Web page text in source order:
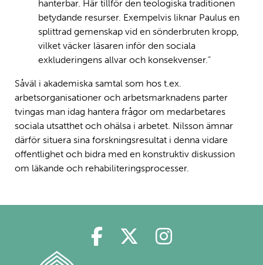
hanterbar. Här tillför den teologiska traditionen
betydande resurser. Exempelvis liknar Paulus en
splittrad gemenskap vid en sönderbruten kropp,
vilket väcker läsaren inför den sociala
exkluderingens allvar och konsekvenser.”
Såväl i akademiska samtal som hos t.ex.
arbetsorganisationer och arbetsmarknadens parter
tvingas man idag hantera frågor om medarbetares
sociala utsatthet och ohälsa i arbetet. Nilsson ämnar
därför situera sina forskningsresultat i denna vidare
offentlighet och bidra med en konstruktiv diskussion
om läkande och rehabiliteringsprocesser.